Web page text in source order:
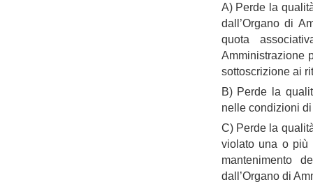
A) Perde la
dall’Organo di
quota
Amministrazione
sottoscrizione ai
B) Perde la
nelle condizioni
C) Perde la
violato una o più
mantenimento
dall’Organo di